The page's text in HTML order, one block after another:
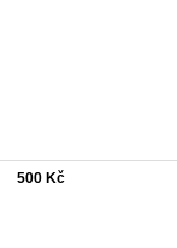
500 Kč